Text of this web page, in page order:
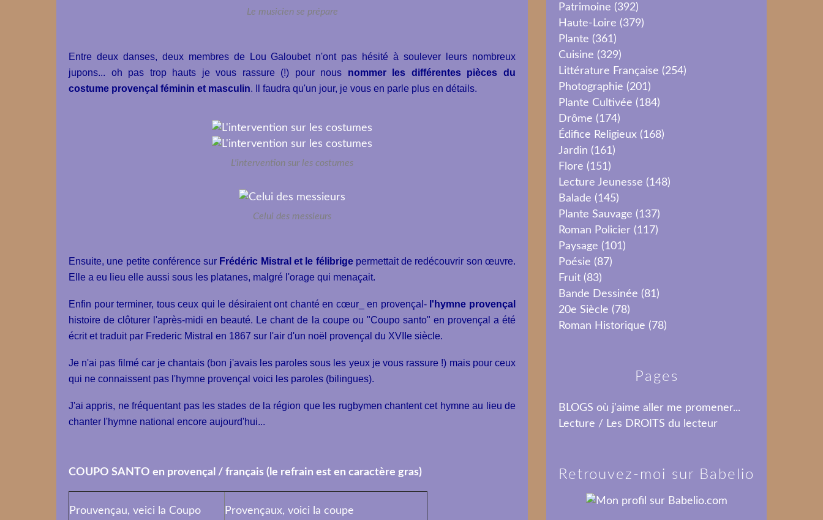
Le musicien se prépare
Entre deux danses, deux membres de Lou Galoubet n'ont pas hésité à soulever leurs nombreux
jupons... oh pas trop hauts je vous rassure (!) pour nous nommer les différentes pièces du
costume provençal féminin et masculin. Il faudra qu'un jour, je vous en parle plus en détails.
L'intervention sur les costumes
Celui des messieurs
Ensuite, une petite conférence sur Frédéric Mistral et le félibrige permettait de redécouvrir son œuvre.
Elle a eu lieu elle aussi sous les platanes, malgré l'orage qui menaçait.
Enfin pour terminer, tous ceux qui le désiraient ont chanté en cœur_ en provençal- l'hymne provençal
histoire de clôturer l'après-midi en beauté. Le chant de la coupe ou "Coupo santo" en provençal a été
écrit et traduit par Frederic Mistral en 1867 sur l'air d'un noël provençal du XVIIe siècle.
Je n'ai pas filmé car je chantais (bon j'avais les paroles sous les yeux je vous rassure !) mais pour ceux
qui ne connaissent pas l'hymne provençal voici les paroles (bilingues).
J'ai appris, ne fréquentant pas les stades de la région que les rugbymen chantent cet hymne au lieu de
chanter l'hymne national encore aujourd'hui...
COUPO SANTO en provençal / français (le refrain est en caractère gras)
Prouvençau, veici la Coupo
Provençaux, voici la coupe
Patrimoine (392)
Haute-Loire (379)
Plante (361)
Cuisine (329)
Littérature Française (254)
Photographie (201)
Plante Cultivée (184)
Drôme (174)
Édifice Religieux (168)
Jardin (161)
Flore (151)
Lecture Jeunesse (148)
Balade (145)
Plante Sauvage (137)
Roman Policier (117)
Paysage (101)
Poésie (87)
Fruit (83)
Bande Dessinée (81)
20e Siècle (78)
Roman Historique (78)
Pages
BLOGS où j'aime aller me promener...
Lecture / Les DROITS du lecteur
Retrouvez-moi sur Babelio